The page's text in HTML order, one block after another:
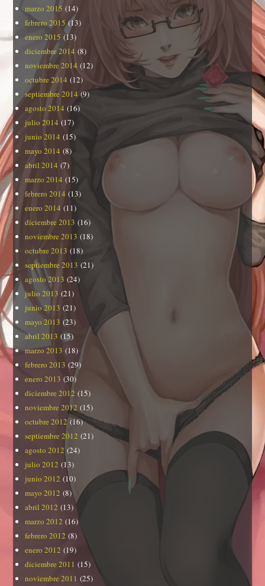
marzo 2015 (14)
febrero 2015(13)
enero 2015 (13)
diciembre 2014 (8)
noviembre 2014 (12)
octubre 2014 (12)
septiembre 2014(9)
agosto 2014 (16)
julio 2014 (17)
junio 2014 (15)
mayo 2014 (8)
abril 2014 (7)
marzo 2014 (15)
febrero 2014 (13)
enero 2014 (11)
diciembre 2013 (16)
noviembre 2013 (18)
octubre 2013 (18)
septiembre 2013 (21)
agosto 2013 (24)
julio 2013 (21)
junio 2013 (21)
mayo 2013 (23)
abril 2013 (15)
marzo 2013 (18)
febrero 2013 (29)
enero 2013 (30)
diciembre 2012 (15)
noviembre 2012 (15)
octubre 2012(16)
septiembre 2012 (21)
agosto 2012 (24)
julio 2012 (13)
junio 2012 (10)
mayo 2012 (8)
abril 2012 (13)
marzo 2012 (16)
febrero 2012 (8)
enero 2012 (19)
diciembre 2011 (15)
noviembre 2011 (25)